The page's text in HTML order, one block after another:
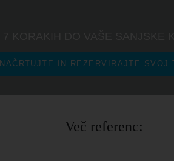
NAČRTUJTE IN REZERVIRAJTE SVOJ
Več referenc: